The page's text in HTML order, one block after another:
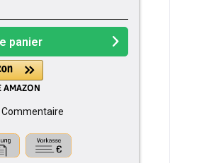
panier
Commentaire